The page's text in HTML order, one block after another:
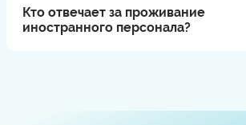
Кто отвечает за проживание
иностранного персонала?